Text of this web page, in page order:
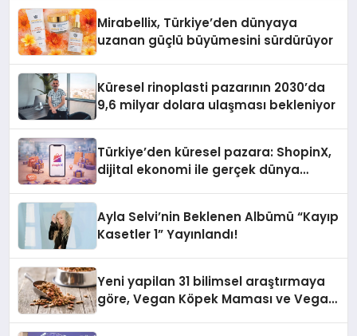
Mirabellix, Türkiye’den dünyaya
uzanan güçlü büyümesini sürdürüyor
Küresel rinoplasti pazarının 2030’da
9,6 milyar dolara ulaşması bekleniyor
Türkiye’den küresel pazara: ShopinX,
dijital ekonomi ile gerçek dünya
Ayla Selvi’nin Beklenen Albümü “Kayıp
Kasetler 1” Yayınlandı!
Yeni yapilan 31 bilimsel araştırmaya
göre, Vegan Köpek Maması ve Vegan